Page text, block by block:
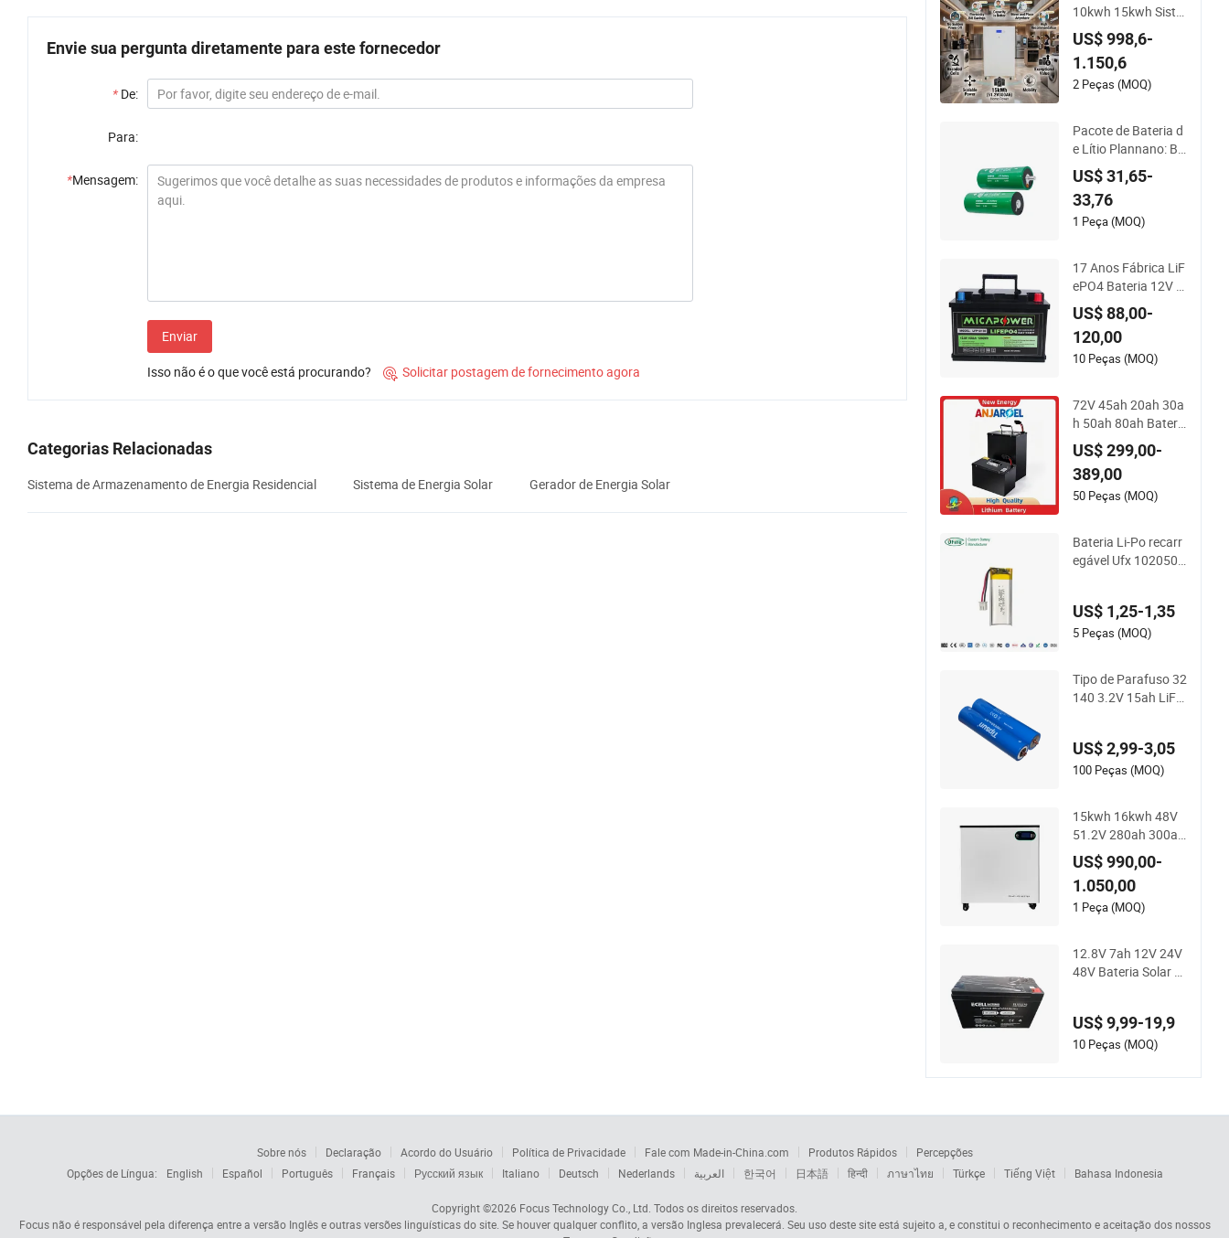
Envie sua pergunta diretamente para este fornecedor
* De:
Para:
*Mensagem:
Enviar
Isso não é o que você está procurando?  Solicitar postagem de fornecimento agora
Categorias Relacionadas
Sistema de Armazenamento de Energia Residencial Sistema de Energia Solar Gerador de Energia Solar
10kwh 15kwh Siste
ma de Armazename
nto de Energia Bate
ria de Lítio Bateria S
olar para Casa Bate
US$ 998,6-
1.150,6
2 Peças (MOQ)
Pacote de Bateria d
e Lítio Plannano: Ba
teria de Lítio Titanat
o Solar, 2.4V 40ah B
ateria Cilíndrica de Í
on de Lítio, Pode Ser
nto de Energia Com
ercial Ess
US$ 31,65-
33,76
1 Peça (MOQ)
17 Anos Fábrica LiF
ePO4 Bateria 12V 1
00ah 150ah 200ah
Pacote de Bateria L
FP de Lítio para RV/
Carrinho de Golfe Ia
Solar com CE Un38.
8
US$ 88,00-
120,00
10 Peças (MOQ)
72V 45ah 20ah 30a
h 50ah 80ah Bateri
a Popular Poderosa
de Lítio para Motoci
cleta E-Bateria de Ío
n de Lítio 20/30/45/
US$ 299,00-
389,00
50 Peças (MOQ)
Bateria Li-Po recarr
egável Ufx 102050
tooth
US$ 1,25-1,35
5 Peças (MOQ)
Tipo de Parafuso 32
140 3.2V 15ah LiFe
ria para E-Bike
US$ 2,99-3,05
100 Peças (MOQ)
15kwh 16kwh 48V
51.2V 280ah 300ah
314ah Lítio LiFePO
4 Bateria Montada
no Chão
US$ 990,00-
1.050,00
1 Peça (MOQ)
12.8V 7ah 12V 24V
48V Bateria Solar d
25.6V5a 9ah 50ah
65ah 80ah 100ah 1
280ah 300ah 20ah
UPS
US$ 9,99-19,9
10 Peças (MOQ)
Sobre nós Declaração Acordo do Usuário Política de Privacidade Fale com Made-in-China.com Produtos Rápidos
Percepções
Opções de Língua:
English Español Português Français Русский язык Italiano Deutsch Nederlands العربية 한국어 日本語 हिन्दी ภาษาไทย Türkçe Tiếng Việt Bahasa Indonesia
Copyright ©2026 Focus Technology Co., Ltd. Todos os direitos reservados.
Focus não é responsável pela diferença entre a versão Inglês e outras versões linguísticas do site. Se houver qualquer conflito, a versão Inglesa prevalecerá. Seu uso deste site está sujeito a, e constitui o reconhecimento e aceitação dos nossos